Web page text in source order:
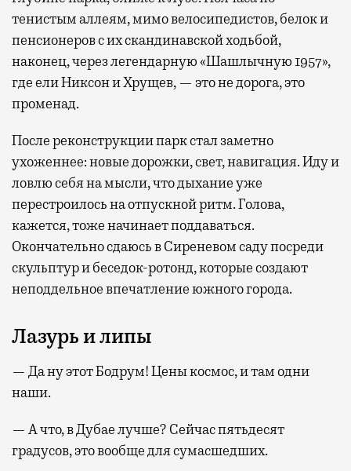
тенистым аллеям, мимо велосипедистов, белок и
пенсионеров с их скандинавской ходьбой,
наконец, через легендарную «Шашлычную 1957»,
где ели Никсон и Хрущев, — это не дорога, это
променад.
После реконструкции парк стал заметно
ухоженнее: новые дорожки, свет, навигация. Иду и
ловлю себя на мысли, что дыхание уже
перестроилось на отпускной ритм. Голова,
кажется, тоже начинает поддаваться.
Окончательно сдаюсь в Сиреневом саду посреди
скульптур и беседок-ротонд, которые создают
неподдельное впечатление южного города.
Лазурь и липы
— Да ну этот Бодрум! Цены космос, и там одни
наши.
— А что, в Дубае лучше? Сейчас пятьдесят
градусов, это вообще для сумасшедших.